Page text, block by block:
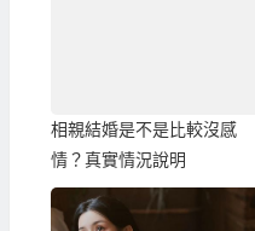
相親結婚是不是比較沒感
情？真實情況說明